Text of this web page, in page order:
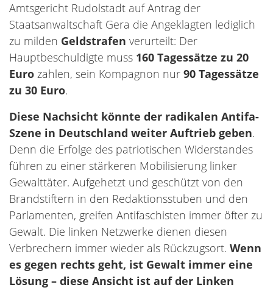
Amtsgericht Rudolstadt auf Antrag der
Staatsanwaltschaft Gera die Angeklagten lediglich
zu milden Geldstrafen verurteilt: Der
Hauptbeschuldigte muss 160 Tagessätze zu 20
Euro zahlen, sein Kompagnon nur 90 Tagessätze
zu 30 Euro.
Diese Nachsicht könnte der radikalen Antifa-
Szene in Deutschland weiter Auftrieb geben.
Denn die Erfolge des patriotischen Widerstandes
führen zu einer stärkeren Mobilisierung linker
Gewalttäter. Aufgehetzt und geschützt von den
Brandstiftern in den Redaktionsstuben und den
Parlamenten, greifen Antifaschisten immer öfter zu
Gewalt. Die linken Netzwerke dienen diesen
Verbrechern immer wieder als Rückzugsort. Wenn
es gegen rechts geht, ist Gewalt immer eine
Lösung – diese Ansicht ist auf der Linken